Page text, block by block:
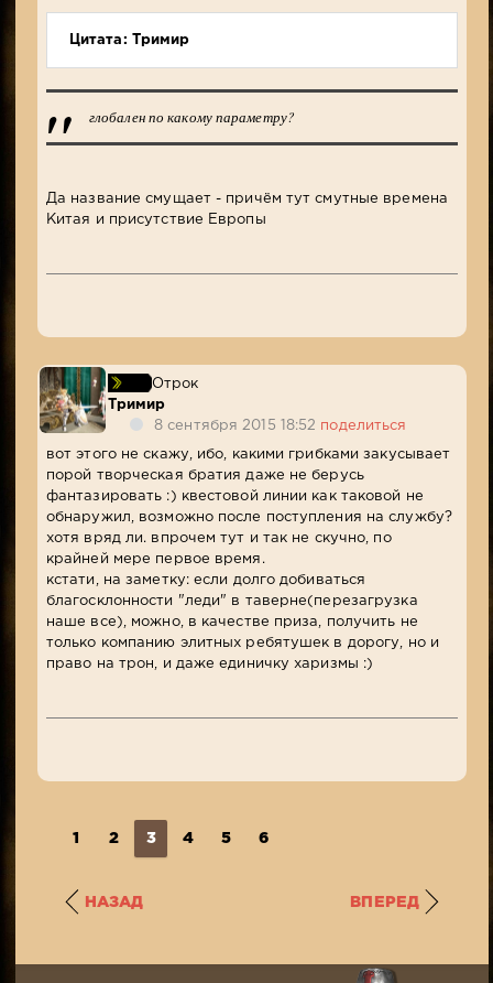
Цитата: Тримир
глобален по какому параметру?
Да название смущает - причём тут смутные времена
Китая и присутствие Европы
Отрок
Тримир
8 сентября 2015 18:52 поделиться
вот этого не скажу, ибо, какими грибками закусывает
порой творческая братия даже не берусь
фантазировать :) квестовой линии как таковой не
обнаружил, возможно после поступления на службу?
хотя вряд ли. впрочем тут и так не скучно, по
крайней мере первое время.
кстати, на заметку: если долго добиваться
благосклонности "леди" в таверне(перезагрузка
наше все), можно, в качестве приза, получить не
только компанию элитных ребятушек в дорогу, но и
право на трон, и даже единичку харизмы :)
1 2 3 4 5 6
НАЗАД ВПЕРЕД